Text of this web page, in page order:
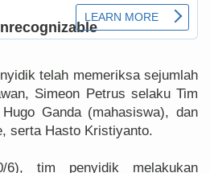
telah memeriksa sejumlah
Simeon Petrus selaku Tim
Ganda (mahasiswa), dan
serta Hasto Kristiyanto.
6), tim penyidik melakukan